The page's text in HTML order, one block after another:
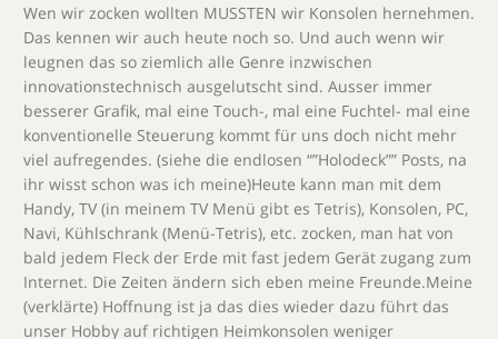
Wen wir zocken wollten MUSSTEN wir Konsolen hernehmen.
Das kennen wir auch heute noch so. Und auch wenn wir
leugnen das so ziemlich alle Genre inzwischen
innovationstechnisch ausgelutscht sind. Ausser immer
besserer Grafik, mal eine Touch-, mal eine Fuchtel- mal eine
konventionelle Steuerung kommt für uns doch nicht mehr
viel aufregendes. (siehe die endlosen “”Holodeck”” Posts, na
ihr wisst schon was ich meine)Heute kann man mit dem
Handy, TV (in meinem TV Menü gibt es Tetris), Konsolen, PC,
Navi, Kühlschrank (Menü-Tetris), etc. zocken, man hat von
bald jedem Fleck der Erde mit fast jedem Gerät zugang zum
Internet. Die Zeiten ändern sich eben meine Freunde.Meine
(verklärte) Hoffnung ist ja das dies wieder dazu führt das
unser Hobby auf richtigen Heimkonsolen weniger